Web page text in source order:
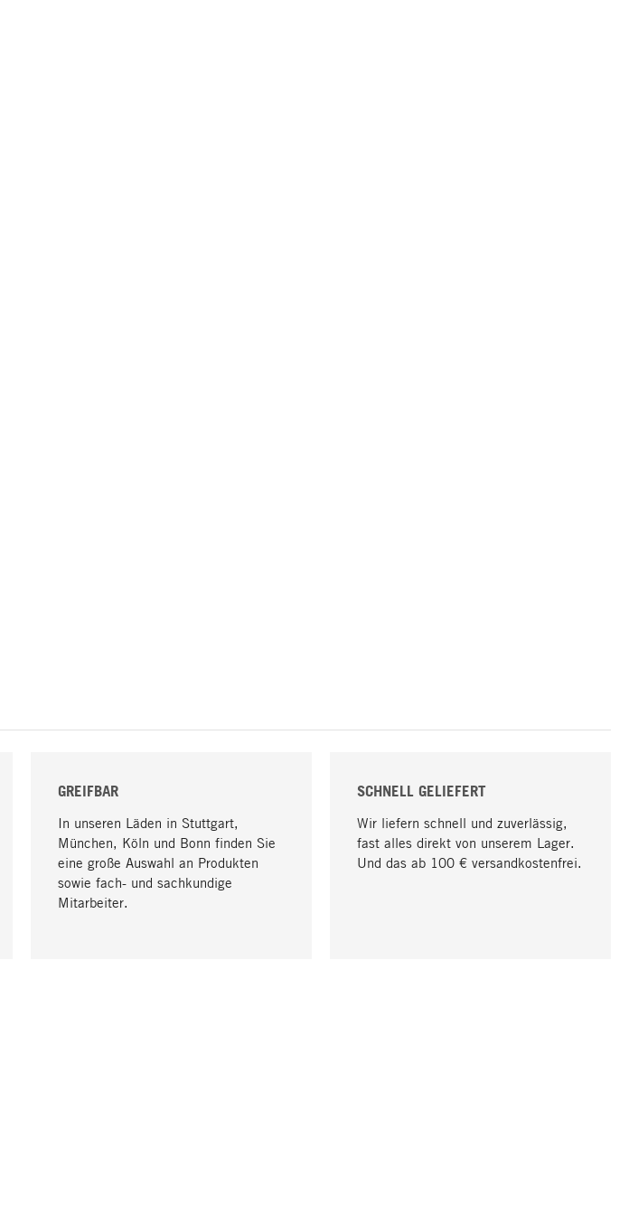
GREIFBAR
In unseren Läden in Stuttgart,
München, Köln und Bonn finden Sie
eine große Auswahl an Produkten
sowie fach- und sachkundige
Mitarbeiter.
SCHNELL GELIEFERT
Wir liefern schnell und zuverlässig,
fast alles direkt von unserem Lager.
Und das ab 100 € versandkostenfrei.